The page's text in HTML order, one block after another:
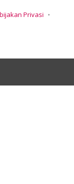
Privasi